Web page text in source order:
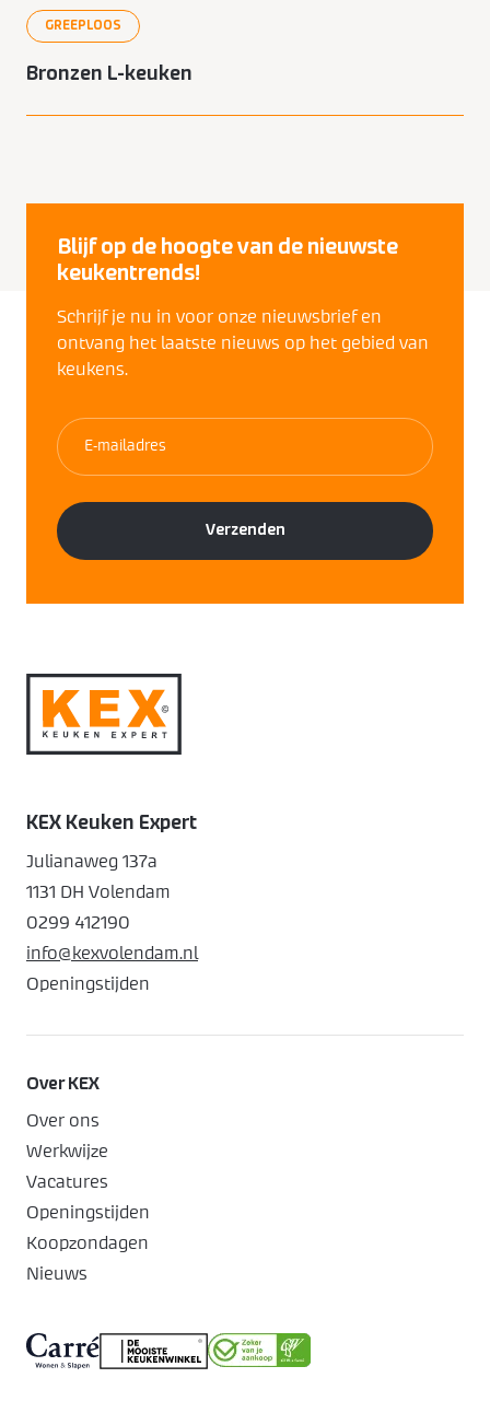
GREEPLOOS
Bronzen L-keuken
Blijf op de hoogte van de nieuwste
keukentrends!
Schrijf je nu in voor onze nieuwsbrief en
ontvang het laatste nieuws op het gebied van
keukens.
Over KEX
Over ons
Werkwijze
Vacatures
Openingstijden
Koopzondagen
Nieuws
KEX Keuken Expert
Julianaweg 137a
1131 DH Volendam
0299 412190
info@kexvolendam.nl
Openingstijden